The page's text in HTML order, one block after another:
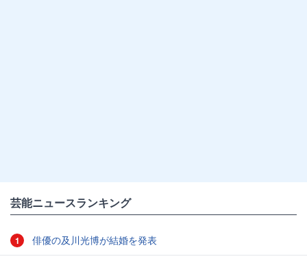
芸能ニュースランキング
1 俳優の及川光博が結婚を発表